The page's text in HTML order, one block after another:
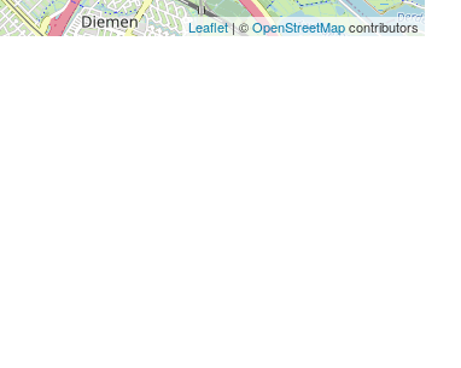
Leaflet| ©OpenStreetMapcontributors